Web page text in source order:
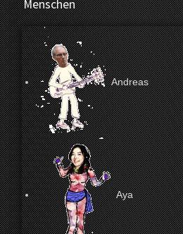
Menschen
Andreas
Aya